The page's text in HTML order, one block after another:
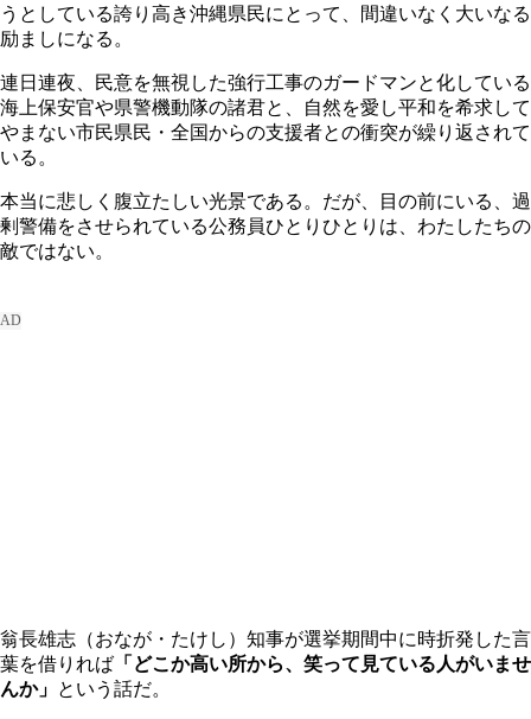
うとしている誇り高き沖縄県民にとって、間違いなく大いなる
励ましになる。
連日連夜、民意を無視した強行工事のガードマンと化している
海上保安官や県警機動隊の諸君と、自然を愛し平和を希求して
やまない市民県民・全国からの支援者との衝突が繰り返されて
いる。
本当に悲しく腹立たしい光景である。だが、目の前にいる、過
剰警備をさせられている公務員ひとりひとりは、わたしたちの
敵ではない。
翁長雄志（おなが・たけし）知事が選挙期間中に時折発した言
葉を借りれば 「どこか高い所から、笑って見ている人がいませ
んか」 という話だ。